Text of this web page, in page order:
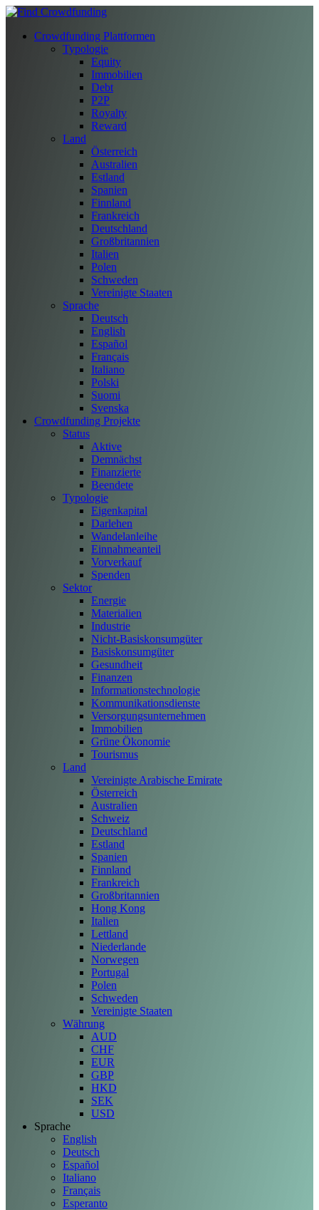
Crowdfunding Plattformen
Typologie
Equity
Immobilien
Debt
P2P
Royalty
Reward
Land
Österreich
Australien
Estland
Spanien
Finnland
Frankreich
Deutschland
Großbritannien
Italien
Polen
Schweden
Vereinigte Staaten
Sprache
Deutsch
English
Español
Français
Italiano
Polski
Suomi
Svenska
Crowdfunding Projekte
Status
Aktive
Demnächst
Finanzierte
Beendete
Typologie
Eigenkapital
Darlehen
Wandelanleihe
Einnahmeanteil
Vorverkauf
Spenden
Sektor
Energie
Materialien
Industrie
Nicht-Basiskonsumgüter
Basiskonsumgüter
Gesundheit
Finanzen
Informationstechnologie
Kommunikationsdienste
Versorgungsunternehmen
Immobilien
Grüne Ökonomie
Tourismus
Land
Vereinigte Arabische Emirate
Österreich
Australien
Schweiz
Deutschland
Estland
Spanien
Finnland
Frankreich
Großbritannien
Hong Kong
Italien
Lettland
Niederlande
Norwegen
Portugal
Polen
Schweden
Vereinigte Staaten
Währung
AUD
CHF
EUR
GBP
HKD
SEK
USD
Sprache
English
Deutsch
Español
Italiano
Français
Esperanto